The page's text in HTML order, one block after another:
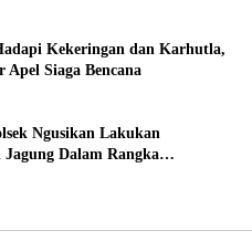
Kekeringan dan Karhutla,
Apel Siaga Bencana
Ngusikan Lakukan
Dalam Rangka
Pangan